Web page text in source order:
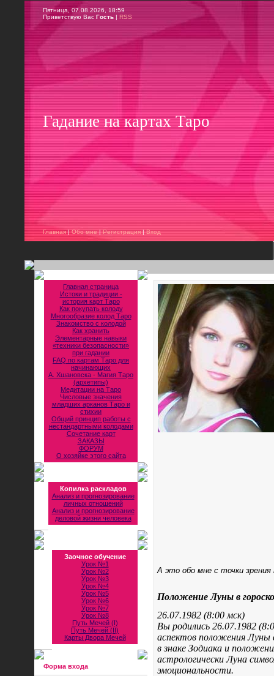
Пятница, 07.08.2026, 18:59
Приветствую Вас Гость | RSS
Гадание на картах Таро
Главная|Обо мне|Регистрация|Вход
Главная страница
Истоки и традиции -
история карт Таро
Как покупать колоду
Многообразие колод Таро
Знакомство с колодой
Как хранить
Элементарные навыки
«техники безопасности»
при гадании
FAQ по картам Таро для
начинающих
А. Хшановска - Магия Таро
(архетипы)
Медитации на Таро
Числовые значения
младших арканов Таро и
стихии
Общий принцип работы с
нестандартными колодами
Сочетание карт
ЗАКАЗЫ
ФОРУМ
О хозяйке этого сайта
Копилка раскладов
Анализ и прогнозирование
личных отношений
Анализ и прогнозирование
деловой жизни человека
Заочное обучение
Урок №1
Урок №2
Урок №3
Урок №4
Урок №5
Урок №6
Урок №7
Урок №8
Путь Мечей (I)
Путь Мечей (II)
Карты Двора Мечей
Форма входа
А это обо мне с точки зрения
Положение Луны в
26.07.1982 (8:00 мск)
Вы родились 26.07.1982
аспектов положения Луны
в знаке Зодиака и
астрологически Луна
эмоциональности.